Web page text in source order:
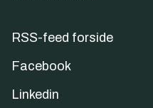
RSS-feed forside
Facebook
Linkedin